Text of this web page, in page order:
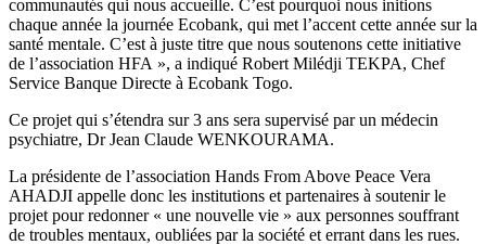
communautés qui nous accueille. C’est pourquoi nous initions
chaque année la journée Ecobank, qui met l’accent cette année sur la
santé mentale. C’est à juste titre que nous soutenons cette initiative
de l’association HFA », a indiqué Robert Milédji TEKPA, Chef
Service Banque Directe à Ecobank Togo.
Ce projet qui s’étendra sur 3 ans sera supervisé par un médecin
psychiatre, Dr Jean Claude WENKOURAMA.
La présidente de l’association Hands From Above Peace Vera
AHADJI appelle donc les institutions et partenaires à soutenir le
projet pour redonner « une nouvelle vie » aux personnes souffrant
de troubles mentaux, oubliées par la société et errant dans les rues.